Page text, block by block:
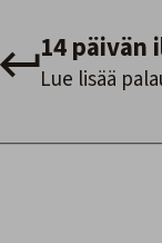
14 päivän
Lue lisää